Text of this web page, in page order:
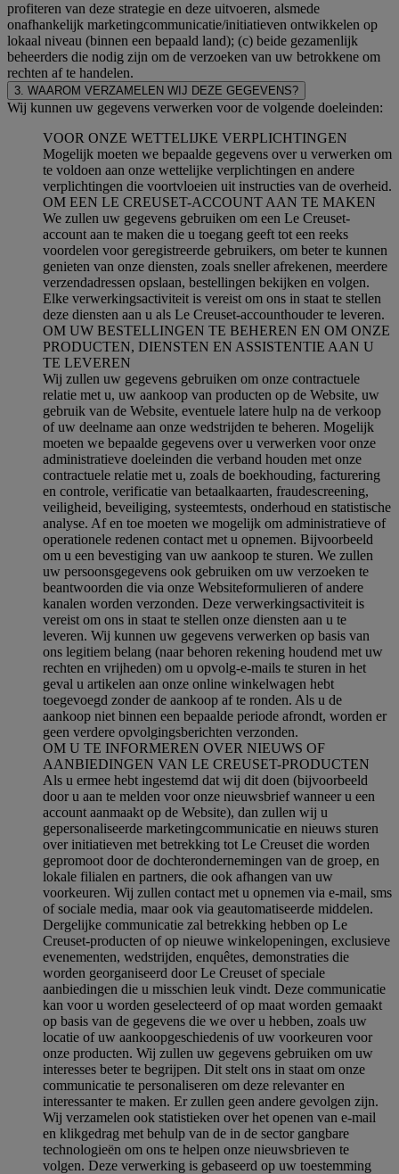
profiteren van deze strategie en deze uitvoeren, alsmede
onafhankelijk marketingcommunicatie/initiatieven ontwikkelen op
lokaal niveau (binnen een bepaald land); (c) beide gezamenlijk
beheerders die nodig zijn om de verzoeken van uw betrokkene om
rechten af te handelen.
3. WAAROM VERZAMELEN WIJ DEZE GEGEVENS?
Wij kunnen uw gegevens verwerken voor de volgende doeleinden:
VOOR ONZE WETTELIJKE VERPLICHTINGEN
Mogelijk moeten we bepaalde gegevens over u verwerken om
te voldoen aan onze wettelijke verplichtingen en andere
verplichtingen die voortvloeien uit instructies van de overheid.
OM EEN LE CREUSET-ACCOUNT AAN TE MAKEN
We zullen uw gegevens gebruiken om een Le Creuset-
account aan te maken die u toegang geeft tot een reeks
voordelen voor geregistreerde gebruikers, om beter te kunnen
genieten van onze diensten, zoals sneller afrekenen, meerdere
verzendadressen opslaan, bestellingen bekijken en volgen.
Elke verwerkingsactiviteit is vereist om ons in staat te stellen
deze diensten aan u als Le Creuset-accounthouder te leveren.
OM UW BESTELLINGEN TE BEHEREN EN OM ONZE
PRODUCTEN, DIENSTEN EN ASSISTENTIE AAN U
TE LEVEREN
Wij zullen uw gegevens gebruiken om onze contractuele
relatie met u, uw aankoop van producten op de Website, uw
gebruik van de Website, eventuele latere hulp na de verkoop
of uw deelname aan onze wedstrijden te beheren. Mogelijk
moeten we bepaalde gegevens over u verwerken voor onze
administratieve doeleinden die verband houden met onze
contractuele relatie met u, zoals de boekhouding, facturering
en controle, verificatie van betaalkaarten, fraudescreening,
veiligheid, beveiliging, systeemtests, onderhoud en statistische
analyse. Af en toe moeten we mogelijk om administratieve of
operationele redenen contact met u opnemen. Bijvoorbeeld
om u een bevestiging van uw aankoop te sturen. We zullen
uw persoonsgegevens ook gebruiken om uw verzoeken te
beantwoorden die via onze Websiteformulieren of andere
kanalen worden verzonden. Deze verwerkingsactiviteit is
vereist om ons in staat te stellen onze diensten aan u te
leveren. Wij kunnen uw gegevens verwerken op basis van
ons legitiem belang (naar behoren rekening houdend met uw
rechten en vrijheden) om u opvolg-e-mails te sturen in het
geval u artikelen aan onze online winkelwagen hebt
toegevoegd zonder de aankoop af te ronden. Als u de
aankoop niet binnen een bepaalde periode afrondt, worden er
geen verdere opvolgingsberichten verzonden.
OM U TE INFORMEREN OVER NIEUWS OF
AANBIEDINGEN VAN LE CREUSET-PRODUCTEN
Als u ermee hebt ingestemd dat wij dit doen (bijvoorbeeld
door u aan te melden voor onze nieuwsbrief wanneer u een
account aanmaakt op de Website), dan zullen wij u
gepersonaliseerde marketingcommunicatie en nieuws sturen
over initiatieven met betrekking tot Le Creuset die worden
gepromoot door de dochterondernemingen van de groep, en
lokale filialen en partners, die ook afhangen van uw
voorkeuren. Wij zullen contact met u opnemen via e-mail, sms
of sociale media, maar ook via geautomatiseerde middelen.
Dergelijke communicatie zal betrekking hebben op Le
Creuset-producten of op nieuwe winkelopeningen, exclusieve
evenementen, wedstrijden, enquêtes, demonstraties die
worden georganiseerd door Le Creuset of speciale
aanbiedingen die u misschien leuk vindt. Deze communicatie
kan voor u worden geselecteerd of op maat worden gemaakt
op basis van de gegevens die we over u hebben, zoals uw
locatie of uw aankoopgeschiedenis of uw voorkeuren voor
onze producten. Wij zullen uw gegevens gebruiken om uw
interesses beter te begrijpen. Dit stelt ons in staat om onze
communicatie te personaliseren om deze relevanter en
interessanter te maken. Er zullen geen andere gevolgen zijn.
Wij verzamelen ook statistieken over het openen van e-mail
en klikgedrag met behulp van de in de sector gangbare
technologieën om ons te helpen onze nieuwsbrieven te
volgen. Deze verwerking is gebaseerd op uw toestemming